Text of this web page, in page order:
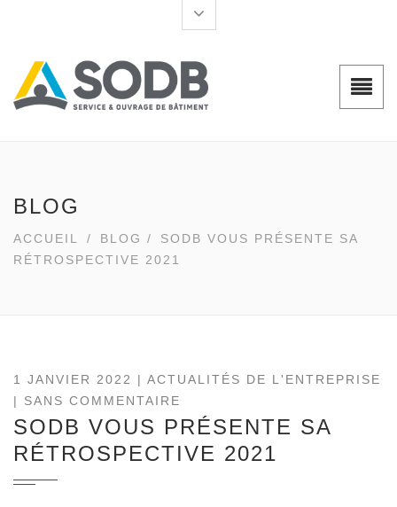
BLOG
ACCUEIL / BLOG /
SODB VOUS PRÉSENTE SA
RÉTROSPECTIVE 2021
1 JANVIER 2022 | ACTUALITÉS DE L'ENTREPRISE
| SANS COMMENTAIRE
SODB VOUS PRÉSENTE SA
RÉTROSPECTIVE 2021